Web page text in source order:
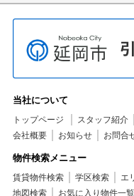
当社について
トップページ スタッフ紹介
会社概要
お知らせ お問合
物件検索メニュー
賃貸物件検索 学区検索 エ
地図検索
お気に入り物件一覧